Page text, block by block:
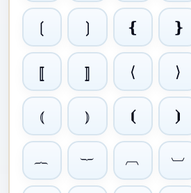
❲ ❳ ❴ ❵
⟦ ⟧ ⟨ ⟩
⦅ ⦆ ⦗ ⦘
︷ ︸ ︹ ︺